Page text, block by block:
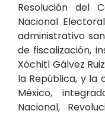
Resolución del
Nacional
administrativo
de fiscalización,
Xóchitl Gálvez
la República, y la
México,
Nacional,